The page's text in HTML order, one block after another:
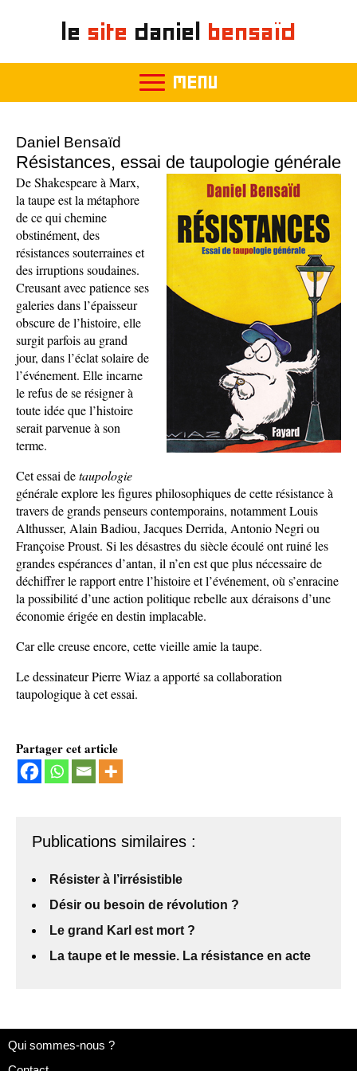
le site daniel bensaïd
MENU
Daniel Bensaïd
Résistances, essai de taupologie générale
De Shakespeare à Marx,
la taupe est la métaphore
de ce qui chemine
obstinément, des
résistances souterraines et
des irruptions soudaines.
Creusant avec patience ses
galeries dans l’épaisseur
obscure de l’histoire, elle
surgit parfois au grand
jour, dans l’éclat solaire de
l’événement. Elle incarne
le refus de se résigner à
toute idée que l’histoire
serait parvenue à son
terme.
Cet essai detaupologie
générale explore les figures philosophiques de cette résistance à
travers de grands penseurs contemporains, notamment Louis
Althusser, Alain Badiou, Jacques Derrida, Antonio Negri ou
Françoise Proust. Si les désastres du siècle écoulé ont ruiné les
grandes espérances d’antan, il n’en est que plus nécessaire de
déchiffrer le rapport entre l’histoire et l’événement, où s’enracine
la possibilité d’une action politique rebelle aux déraisons d’une
économie érigée en destin implacable.
Car elle creuse encore, cette vieille amie la taupe.
Le dessinateur Pierre Wiaz a apporté sa collaboration
taupologique à cet essai.
Partager cet article
Publications similaires :
Résister à l’irrésistible
Désir ou besoin de révolution ?
Le grand Karl est mort ?
La taupe et le messie. La résistance en acte
Qui sommes-nous ?